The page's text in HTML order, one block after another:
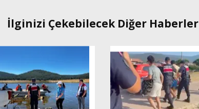
İlginizi Çekebilecek Diğer Haberler